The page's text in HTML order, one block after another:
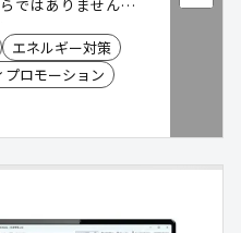
ではありません。
モノや技術は既に
を推進する主役で
材が不足してい
らない、関係者調
へ進める実行力の不
ソリューションパー
エネルギー対策
プロモーション